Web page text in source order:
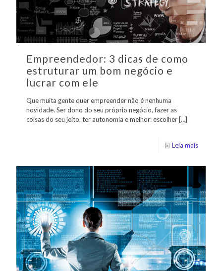
Empreendedor: 3 dicas de como
estruturar um bom negócio e
lucrar com ele
Que muita gente quer empreender não é nenhuma
novidade. Ser dono do seu próprio negócio, fazer as
coisas do seu jeito, ter autonomia e melhor: escolher[…]
Leia mais